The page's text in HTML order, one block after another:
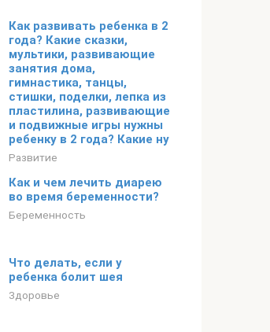
Как развивать ребенка в 2
года? Какие сказки,
мультики, развивающие
занятия дома,
гимнастика, танцы,
стишки, поделки, лепка из
пластилина, развивающие
и подвижные игры нужны
ребенку в 2 года? Какие ну
Развитие
Как и чем лечить диарею
во время беременности?
Беременность
Что делать, если у
ребенка болит шея
Здоровье